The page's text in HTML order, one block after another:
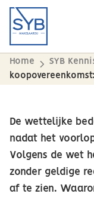
Ga naar de inhoud
Aanbod
Waardepaling
Over ons
Home SYB
De wettelijke
nadat het
Volgens de wet
zonder geldige
af te zien.